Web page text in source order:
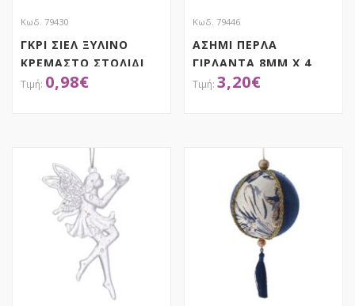
Κωδ. 79430
ΓΚΡΙ ΣΙΕΛ ΞΥΛΙΝΟ
ΚΡΕΜΑΣΤΟ ΣΤΟΛΙΔΙ
6Χ11.5ΕΚ
0,98€
Κωδ. 79446
ΑΣΗΜΙ ΠΕΡΛΑ
ΓΙΡΛΑΝΤΑ 8ΜΜ Χ 4
ΜΕΤΡΑ
3,20€